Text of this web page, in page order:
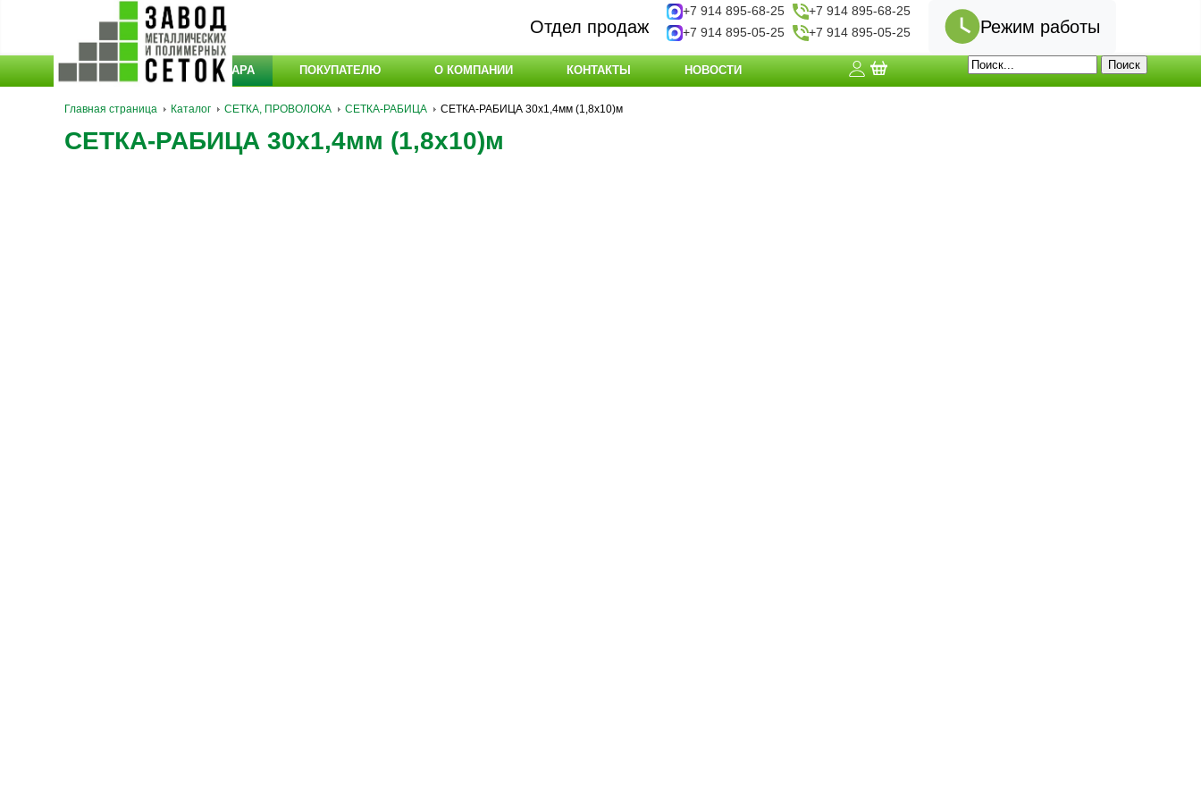
Отдел продаж
+7 914 895-68-25
+7 914 895-68-25
+7 914 895-05-25
+7 914 895-05-25 Режим работы
КАТАЛОГ ТОВАРА ПОКУПАТЕЛЮ О КОМПАНИИ КОНТАКТЫ НОВОСТИ
Главная страница Каталог СЕТКА, ПРОВОЛОКА СЕТКА-РАБИЦА СЕТКА-РАБИЦА 30х1,4мм (1,8х10)м
СЕТКА-РАБИЦА 30х1,4мм (1,8х10)м